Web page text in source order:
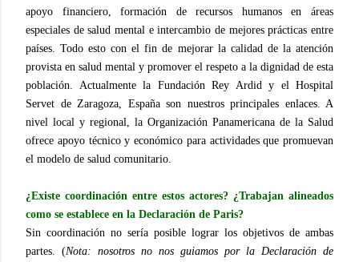
apoyo financiero, formación de recursos humanos en áreas
especiales de salud mental e intercambio de mejores prácticas entre
países. Todo esto con el fin de mejorar la calidad de la atención
provista en salud mental y promover el respeto a la dignidad de esta
población. Actualmente la Fundación Rey Ardid y el Hospital
Servet de Zaragoza, España son nuestros principales enlaces. A
nivel local y regional, la Organización Panamericana de la Salud
ofrece apoyo técnico y económico para actividades que promuevan
el modelo de salud comunitario.
¿Existe coordinación entre estos actores? ¿Trabajan alineados
como se establece en la Declaración de Paris?
Sin coordinación no sería posible lograr los objetivos de ambas
partes. (Nota: nosotros no nos guiamos por la Declaración de